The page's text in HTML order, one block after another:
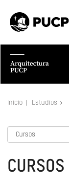
Inicio Estudios
CURSOS